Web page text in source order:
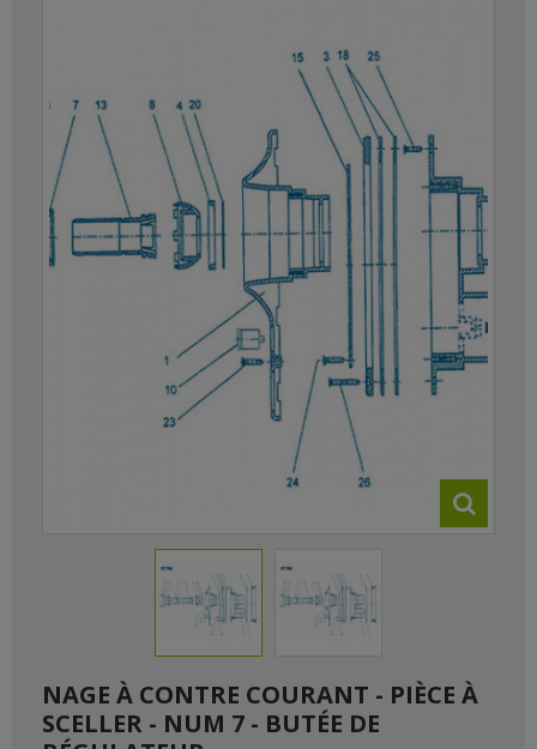
NAGE À CONTRE COURANT - PIÈCE À
SCELLER - NUM 7 - BUTÉE DE